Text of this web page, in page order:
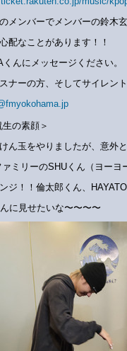
メンバーでメンバーの鈴木
配なことがあります！！
くんにメッセージください。
ナーの方、そしてサイレン
生の素顔＞
ん玉をやりましたが、意外
ミリーのSHUくん（ヨーヨ
ジ！！倫太郎くん、
に見せたいな〜〜〜〜